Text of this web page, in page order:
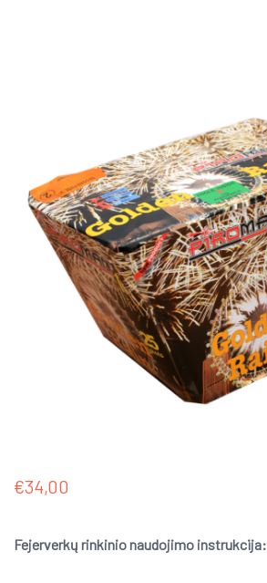
€34,00
Fejerverkų rinkinio naudojimo instrukcija: